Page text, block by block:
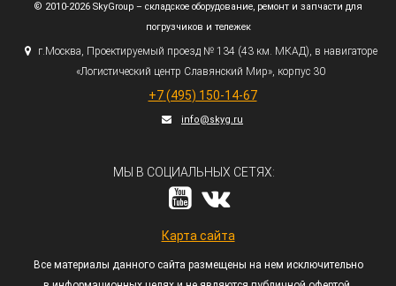
© 2010-2026 SkyGroup – складское оборудование, ремонт и запчасти для
погрузчиков и тележек
г.Москва, Проектируемый проезд № 134 (43км. МКАД), в навигаторе
«Логистический центр Славянский Мир», корпус 30
+7 (495) 150-14-67
info@skyg.ru
МЫ В СОЦИАЛЬНЫХ СЕТЯХ:
Карта сайта
Все материалы данного сайта размещены на нем исключительно